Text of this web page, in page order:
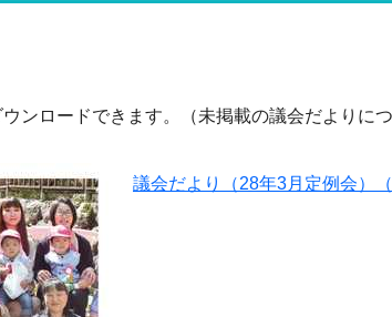
ンロードできます。（未掲載の議会だよりに
議会だより（28年3月定例会）